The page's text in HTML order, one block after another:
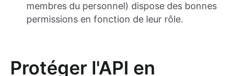
membres du personnel) dispose des bonnes
permissions en fonction de leur rôle.
Protéger l'API en